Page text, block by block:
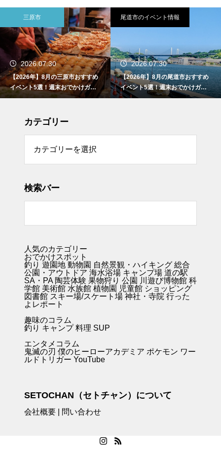
尾道市のイベント情報
2026.07.30
【2026年】8月の尾道市おすすめ
イベント5選！週末おでかけガイ
ド
8月イベント
2026.07.30
【2026年】8月の倉敷市おすすめ
イベント5選！週末おでかけガイ
ド
カテゴリー
検索バー
人気のカテゴリー
おでかけスポット
釣り 遊園地 動物園 自然景観・ハイキング 総合
公園・アウトドア 海水浴場 キャンプ場 道の駅
SA・PA 陶芸体験 果物狩り 公園 川遊び博物館 科
学館 美術館 水族館 植物園 児童館 ショッピング
図書館 スキー場/スケート場 神社・寺院 行った
よレポート
趣味のコラム
釣り キャンプ料理 SUP
エンタメコラム
鬼滅の刃 僕のヒーローアカデミア ポケモン ワー
ルドトリガー YouTube
SETOCHAN（セトチャン）について
会社概要 問い合わせ